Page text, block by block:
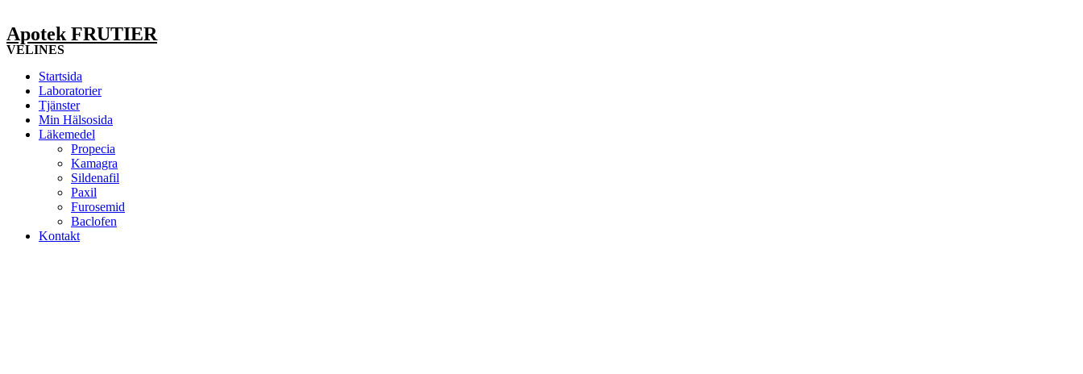
Apotek FRUTIER
VELINES
Startsida
Laboratorier
Tjänster
Min Hälsosida
Läkemedel
Propecia
Kamagra
Sildenafil
Paxil
Furosemid
Baclofen
Kontakt